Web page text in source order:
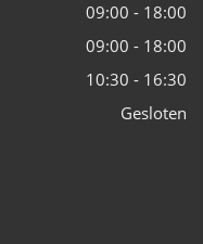
09:00 - 18:00
09:00 - 18:00
10:30 - 16:30
Gesloten